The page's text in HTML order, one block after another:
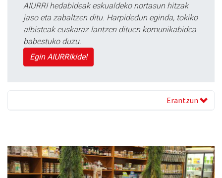
AIURRI hedabideak eskualdeko nortasun hitzak
jaso eta zabaltzen ditu. Harpidedun eginda, tokiko
albisteak euskaraz lantzen dituen komunikabidea
babestuko duzu.
Egin AIURRIkide!
Erantzun